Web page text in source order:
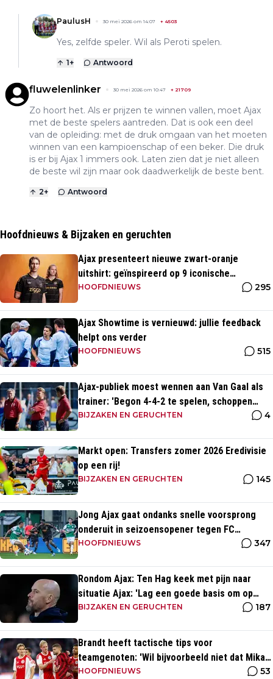
PaulusH 30 mei 2026 om 14:07 + 4503
Yes, zelfde speler. Wil als Peroti spelen.
1+ Antwoord
fluwelenlinker 30 mei 2026 om 10:47 + 21709
Zo hoort het. Als er prijzen te winnen vallen, moet Ajax
met de beste spelers aantreden. Dat is ook een deel
van de opleiding: met de druk omgaan van het moeten
winnen van een kampioenschap of een beker. Die druk
is er bij Ajax 1 immers ook. Laten zien dat je niet alleen
de beste wil zijn maar ook daadwerkelijk de beste bent.
2+ Antwoord
Hoofdnieuws & Bijzaken en geruchten
Ajax presenteert nieuwe zwart-oranje
uitshirt: geïnspireerd op 9 iconische
momenten uit clubhistorie
HOOFDNIEUWS 295
Ajax Showtime is vernieuwd: jullie feedback
helpt ons verder
HOOFDNIEUWS 515
Ajax-publiek moest wennen aan Van Gaal als
trainer: 'Begon 4-4-2 te spelen, schoppen
tegen de kerk'
BIJZAKEN EN GERUCHTEN 4
Markt open: Transfers zomer 2026 Eredivisie
op een rij!
BIJZAKEN EN GERUCHTEN 145
Jong Ajax gaat ondanks snelle voorsprong
onderuit in seizoensopener tegen FC
Dordrecht
HOOFDNIEUWS 347
Rondom Ajax: Ten Hag keek met pijn naar
situatie Ajax: 'Lag een goede basis om op
voort te borduren'
BIJZAKEN EN GERUCHTEN 187
Brandt heeft tactische tips voor
teamgenoten: 'Wil bijvoorbeeld niet dat Mika
te veel naar binnen komt'
HOOFDNIEUWS 53